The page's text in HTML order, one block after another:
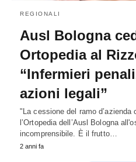
REGIONALI
Ausl Bologna
Ortopedia al
“Infermieri
azioni legali”
"La cessione del ramo d’azienda
l’Ortopedia dell’Ausl Bologna
incomprensibile. È il frutto…
2 anni fa